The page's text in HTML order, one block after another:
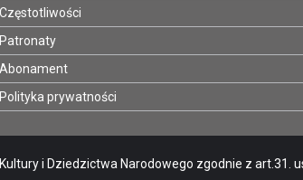
Częstotliwości
Patronaty
Abonament
Polityka prywatności
i Dziedzictwa Narodowego zgodnie z art.31.